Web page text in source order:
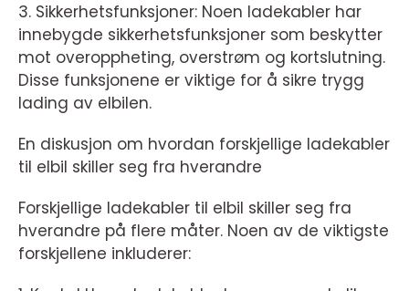
3. Sikkerhetsfunksjoner: Noen ladekabler har
innebygde sikkerhetsfunksjoner som beskytter
mot overoppheting, overstrøm og kortslutning.
Disse funksjonene er viktige for å sikre trygg
lading av elbilen.
En diskusjon om hvordan forskjellige ladekabler
til elbil skiller seg fra hverandre
Forskjellige ladekabler til elbil skiller seg fra
hverandre på flere måter. Noen av de viktigste
forskjellene inkluderer: